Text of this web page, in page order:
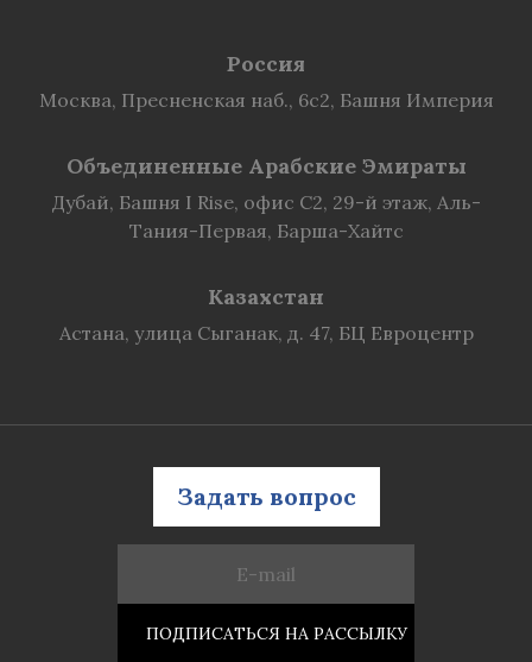
Россия
Москва, Пресненская наб., 6с2, Башня Империя
Объединенные Арабские Эмираты
Дубай, Башня I Rise, офис C2, 29-й этаж, Аль-
Тания-Первая, Барша-Хайтс
Казахстан
Астана, улица Сыганак, д. 47, БЦ Евроцентр
Задать вопрос